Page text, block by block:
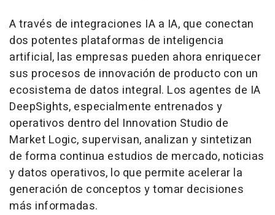
A través de integraciones IA a IA, que conectan
dos potentes plataformas de inteligencia
artificial, las empresas pueden ahora enriquecer
sus procesos de innovación de producto con un
ecosistema de datos integral. Los agentes de IA
DeepSights, especialmente entrenados y
operativos dentro del Innovation Studio de
Market Logic, supervisan, analizan y sintetizan
de forma continua estudios de mercado, noticias
y datos operativos, lo que permite acelerar la
generación de conceptos y tomar decisiones
más informadas.